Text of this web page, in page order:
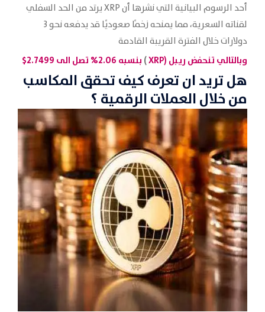
أحد الرسوم البيانية التي نشرها أن XRP يرتد من الحد السفلي
لقناته السعرية، مما يمنحه زخمًا صعوديًا قد يدفعه نحو 3
دولارات خلال الفترة القريبة القادمة
وبالتالي تنحفض ريبل (XRP
) بنسبه 2.06% تصل الى 2.7499$
هل تريد ان تعرف كيف تحقق المكاسب
من خلال العملات الرقمية ؟